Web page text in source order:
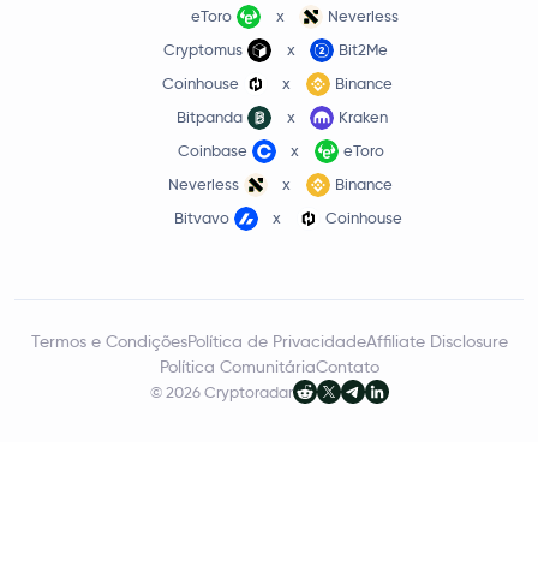
eToro
x
Neverless
Cryptomus
x
Bit2Me
Coinhouse
x
Binance
Bitpanda
x
Kraken
Coinbase
x
eToro
Neverless
x
Binance
Bitvavo
x Coinhouse
© 2026 Cryptoradar
Termos e CondiçõesPolítica de PrivacidadeAffiliate Disclosure
Política ComunitáriaContato